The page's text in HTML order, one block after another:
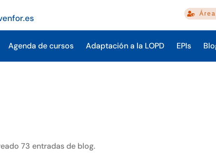
Agenda de cursos Adaptación a la LOPD EPIs
73 entradas de blog.